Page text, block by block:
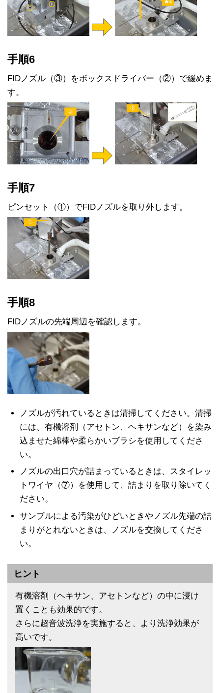
手順6
FIDノズル（③）をボックスドライバー（②）で緩めま
す。
手順7
ピンセット（①）でFIDノズルを取り外します。
手順8
FIDノズルの先端周辺を確認します。
ノズルが汚れているときは清掃してください。清掃
には、有機溶剤（アセトン、ヘキサンなど）を染み
込ませた綿棒や柔らかいブラシを使用してくださ
い。
ノズルの出口穴が詰まっているときは、スタイレッ
トワイヤ（⑦）を使用して、詰まりを取り除いてく
ださい。
サンプルによる汚染がひどいときやノズル先端の詰
まりがとれないときは、ノズルを交換してくださ
い。
ヒント
有機溶剤（ヘキサン、アセトンなど）の中に浸け
置くことも効果的です。
さらに超音波洗浄を実施すると、より洗浄効果が
高いです。